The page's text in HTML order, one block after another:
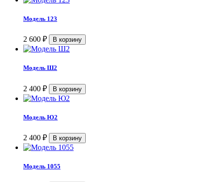
Модель 123
2 600 ₽
Модель Ш2
2 400 ₽
Модель Ю2
2 400 ₽
Модель 1055